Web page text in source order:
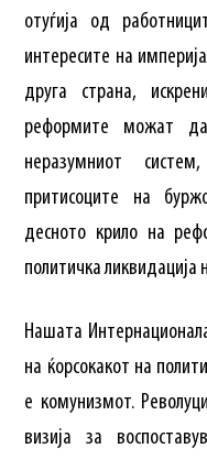
отуѓија од
интересите на
друга страна,
реформите можат
неразумниот
притисоците на
десното крило на
политичка
Нашата
на ќорсокакот на
е комунизмот.
визија за